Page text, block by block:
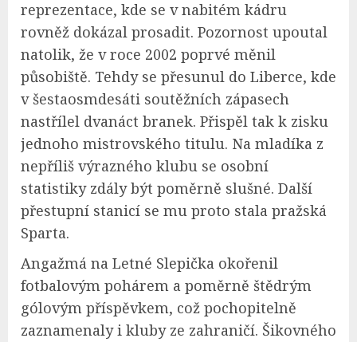
reprezentace, kde se v nabitém kádru
rovněž dokázal prosadit. Pozornost upoutal
natolik, že v roce 2002 poprvé měnil
působiště. Tehdy se přesunul do Liberce, kde
v šestaosmdesáti soutěžních zápasech
nastřílel dvanáct branek. Přispěl tak k zisku
jednoho mistrovského titulu. Na mladíka z
nepříliš výrazného klubu se osobní
statistiky zdály být poměrně slušné. Další
přestupní stanicí se mu proto stala pražská
Sparta.
Angažmá na Letné Slepička okořenil
fotbalovým pohárem a poměrně štědrým
gólovým příspěvkem, což pochopitelně
zaznamenaly i kluby ze zahraničí. Šikovného